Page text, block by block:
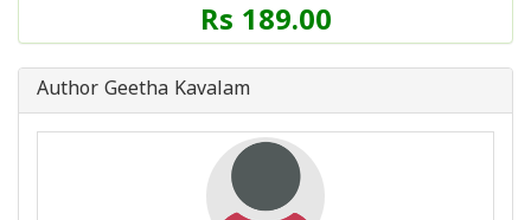
Rs 189.00
Author Geetha Kavalam